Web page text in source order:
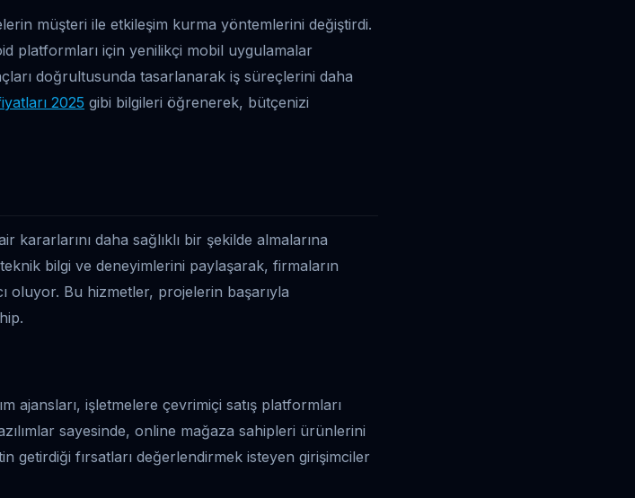
müşteri ile etkileşim kurma yöntemlerini değiştirdi.
platformları için yenilikçi mobil uygulamalar
doğrultusunda tasarlanarak iş süreçlerini daha
2025 gibi bilgileri öğrenerek, bütçenizi
kararlarını daha sağlıklı bir şekilde almalarına
bilgi ve deneyimlerini paylaşarak, firmaların
oluyor. Bu hizmetler, projelerin başarıyla
ajansları, işletmelere çevrimiçi satış platformları
sayesinde, online mağaza sahipleri ürünlerini
getirdiği fırsatları değerlendirmek isteyen girişimciler